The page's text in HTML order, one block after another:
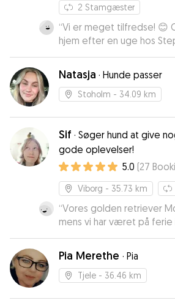
2 Stamgæster
“Vi er meget tilfredse! 😊 Canutta kom glad
hjem efter en uge hos
igennem ugen opdateret
med hende, og fik
video. 🤗 Vi har tidligere
kommer meget stresset
ved at levere hende til
gang. ❤️”
Natasja · Hunde passer
Stoholm - 34.09 km
Sif · Søger hund at give
gode oplevelser!
5.0 (27
Viborg - 35.73 km
“Vores golden retriever
mens vi har været på ferie
været rigtig glad for Sif,
trygge. Det er tydeligt, at
kærlig tilgang til dyr. Vi
anbefalinger.”
Pia Merethe · Pia
Tjele - 36.46 km